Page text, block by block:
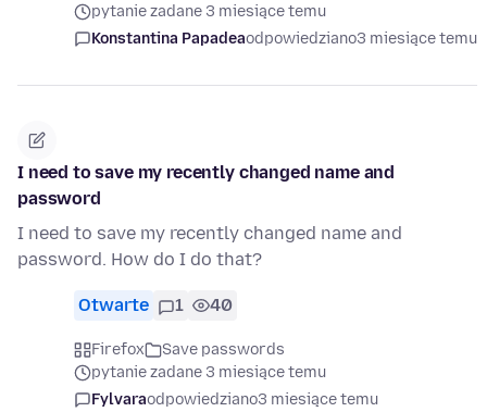
pytanie zadane 3 miesiące temu
Konstantina Papadeaodpowiedziano3 miesiące temu
I need to save my recently changed name and
password
I need to save my recently changed name and
password. How do I do that?
Otwarte 1 40
Firefox
Save passwords
pytanie zadane 3 miesiące temu
Fylvaraodpowiedziano3 miesiące temu